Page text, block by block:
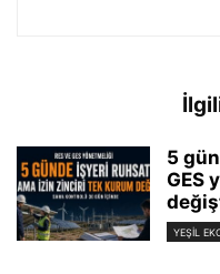
5
GES
YEŞIL